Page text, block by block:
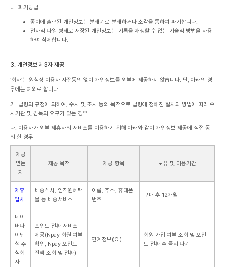
나. 파기방법
종이에 출력된 개인정보는 분쇄기로 분쇄하거나 소각을 통하여 파기합니다.
전자적 파일 형태로 저장된 개인정보는 기록을 재생할 수 없는 기술적 방법을 사용
하여 삭제합니다.
3. 개인정보 제3자 제공
‘회사’는 원칙상 이용자 사전동의 없이 개인정보를 외부에 제공하지 않습니다. 단, 아래의 경
우에는 예외로 합니다.
가. 법령의 규정에 의하여, 수사 및 조사 등의 목적으로 법령에 정해진 절차와 방법에 따라 수
사기관 및 감독의 요구가 있는 경우
나. 이용자가 외부 제휴사의 서비스를 이용하기 위해 아래와 같이 개인정보 제공에 직접 동
의 한 경우
제공
받는
자
제공 목적 제공 항목 보유 및 이용기간
제휴
업체
배송식사, 임직원혜택
몰 등 배송서비스
이름, 주소, 휴대폰
번호
구매 후 12개월
네이
버파
이낸
셜 주
식회
사
포인트 전환 서비스
제공(Npay 회원 여부
확인, Npay 포인트
잔액 조회 및 전환)
연계정보(CI)
회원 가입 여부 조회 및 포인
트 전환 후 즉시 파기